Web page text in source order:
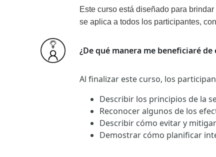
Este curso está diseñado para
se aplica a todos los participantes,
¿De qué manera me beneficiaré de
Al finalizar este curso, los
Describir los principios de la
Reconocer algunos de los
Describir cómo evitar y
Demostrar cómo planificar